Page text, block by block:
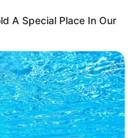
A Special Place In Our